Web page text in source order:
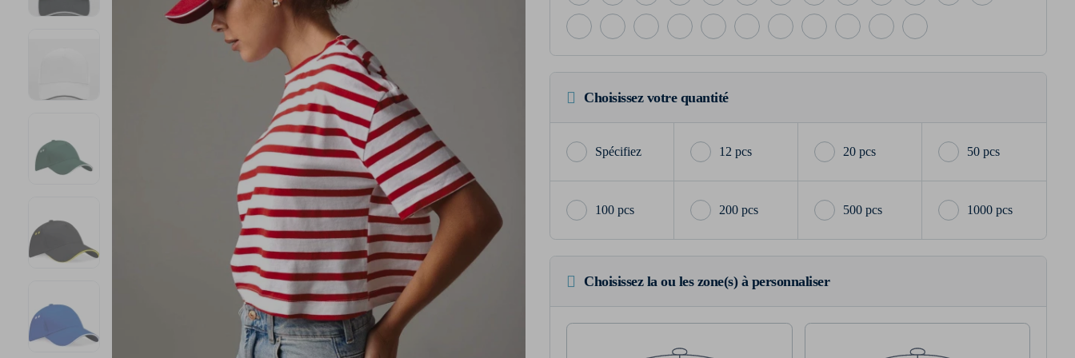
Choisissez votre quantité
12 pcs 20 pcs 50 pcs
100 pcs 200 pcs 500 pcs 1000 pcs
Choisissez la ou les zone(s) à personnaliser